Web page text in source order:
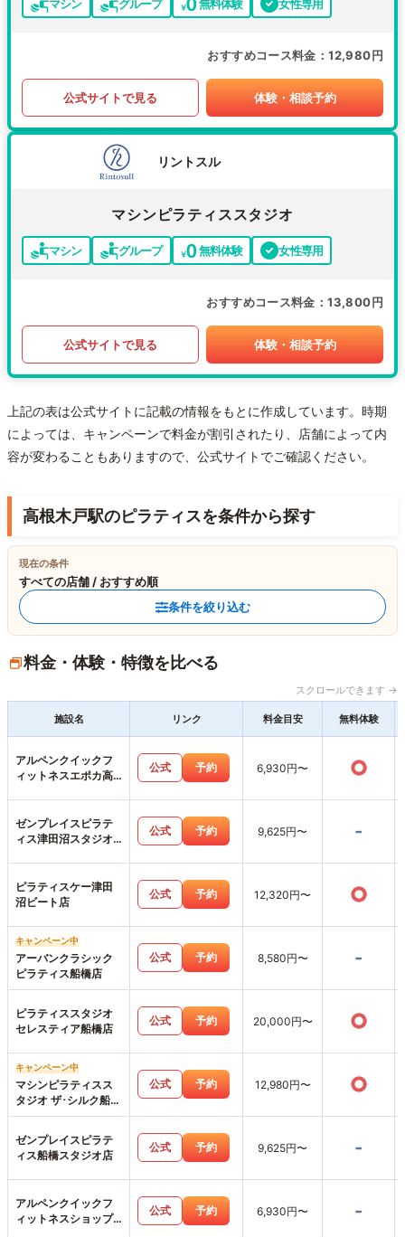
マシン グループ 無料体験 女性専用
おすすめコース料金 12,980円
公式サイトで見る 体験・相談予約
リントスル
マシンピラティススタジオ
マシン グループ 無料体験 女性専用
おすすめコース料金 13,800円
公式サイトで見る 体験・相談予約
上記の表は公式サイトに記載の情報をもとに作成しています。時期
によっては、キャンペーンで料金が割引されたり、店舗によって内
容が変わることもありますので、公式サイトでご確認ください。
高根木戸駅のピラティスを条件から探す
現在の条件
すべての店舗 / おすすめ順
条件を絞り込む
料金・体験・特徴を比べる
スクロールできます →
施設名 リンク 料金目安 無料体験
アルペンクイックフ
ィットネスエポカ高
公式 予約 6,930円〜 ○
ゼンプレイスピラテ
ィス津田沼スタジオ
公式 予約 9,625円〜 -
ピラティスケー津田
沼ビート店
公式 予約 12,320円〜 ○
キャンペーン中
アーバンクラシック
ピラティス船橋店
公式 予約 8,580円〜 -
ピラティススタジオ
セレスティア船橋店
公式 予約 20,000円〜 ○
キャンペーン中
マシンピラティスス
タジオ ザ･シルク船橋
店
公式 予約 12,980円〜 ○
ゼンプレイスピラテ
ィス船橋スタジオ店
公式 予約 9,625円〜 -
アルペンクイックフ
ィットネスショップ
公式 予約 6,930円〜 -